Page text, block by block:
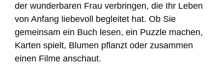
der wunderbaren Frau verbringen, die Ihr Leben
von Anfang liebevoll begleitet hat. Ob Sie
gemeinsam ein Buch lesen, ein Puzzle machen,
Karten spielt, Blumen pflanzt oder zusammen
einen Filme anschaut.